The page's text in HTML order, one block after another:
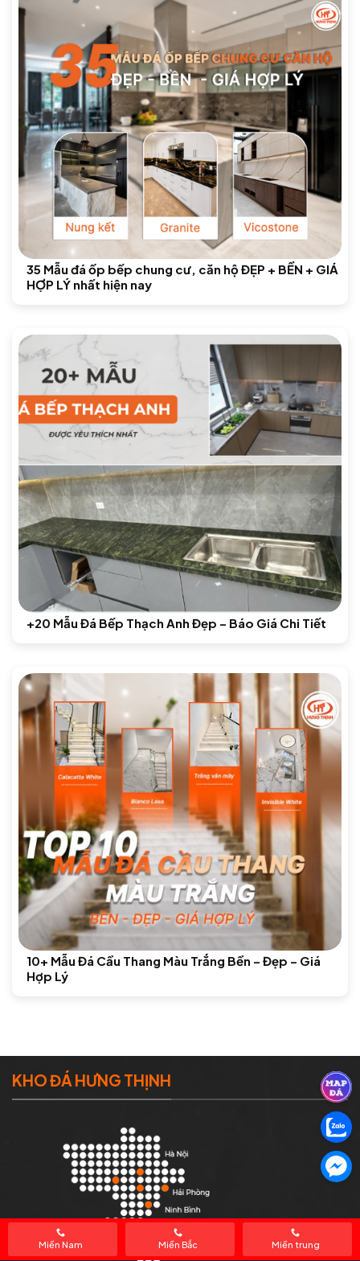
Miền Nam Miền Bắc Miền trung
35 Mẫu đá ốp bếp chung cư, căn hộ ĐẸP + BỀN + GIÁ
HỢP LÝ nhất hiện nay
+20 Mẫu Đá Bếp Thạch Anh Đẹp – Báo Giá Chi Tiết
10+ Mẫu Đá Cầu Thang Màu Trắng Bền – Đẹp – Giá
Hợp Lý
KHO ĐÁ HƯNG THỊNH